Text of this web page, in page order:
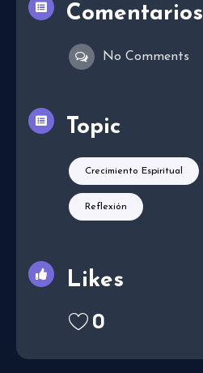
Comentarios
No Comments
Topic
Crecimiento Espiritual
Reflexión
Likes
0